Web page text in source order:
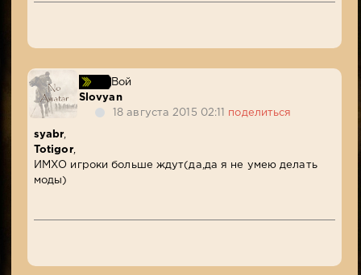
Вой
Slovyan
18 августа 2015 02:11
поделиться
syabr,
Totigor,
ИМХО игроки больше ждут(да,да я не умею делать
моды)